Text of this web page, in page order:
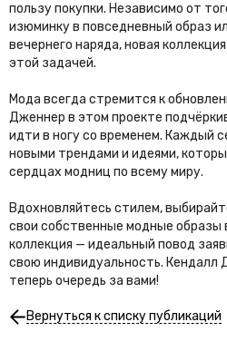
пользу покупки. Независимо от
изюминку в повседневный образ
вечернего наряда, новая
этой задачей.
Мода всегда стремится к
Дженнер в этом проекте
идти в ногу со временем. Каждый
новыми трендами и идеями,
сердцах модниц по всему миру.
Вдохновляйтесь стилем,
свои собственные модные образы
коллекция — идеальный повод
свою индивидуальность. Кендалл
теперь очередь за вами!
Вернуться к списку публикаций